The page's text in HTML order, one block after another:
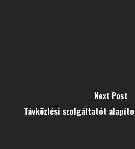
Next Post
Távközlési szolgáltatót